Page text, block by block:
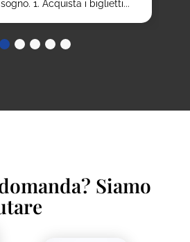
1. Acquista i biglietti...
Siamo